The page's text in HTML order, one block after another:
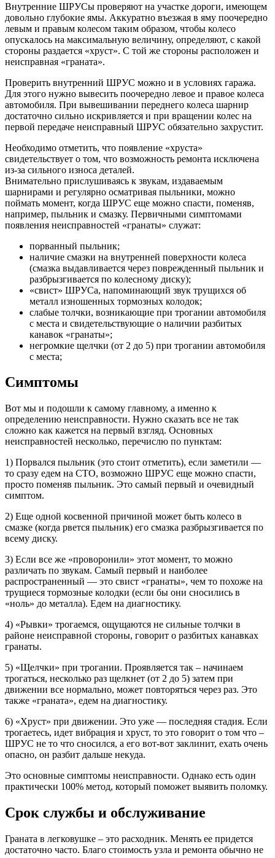
Внутренние ШРУСы проверяют на участке дороги, имеющем
довольно глубокие ямы. Аккуратно въезжая в яму поочередно
левым и правым колесом таким образом, чтобы колесо
опускалось на максимальную величину, определяют, с какой
стороны раздается «хруст». С той же стороны расположен и
неисправная «граната».
Проверить внутренний ШРУС можно и в условиях гаража.
Для этого нужно вывесить поочередно левое и правое колеса
автомобиля. При вывешивании переднего колеса шарнир
достаточно сильно искривляется и при вращении колес на
первой передаче неисправный ШРУС обязательно захрустит.
Необходимо отметить, что появление «хруста»
свидетельствует о том, что возможность ремонта исключена
из-за сильного износа деталей.
Внимательно прислушиваясь к звукам, издаваемым
шарнирами и регулярно осматривая пыльники, можно
поймать момент, когда ШРУС еще можно спасти, поменяв,
например, пыльник и смазку. Первичными симптомами
появления неисправностей «гранаты» служат:
порванный пыльник;
наличие смазки на внутренней поверхности колеса
(смазка выдавливается через поврежденный пыльник и
разбрызгивается по колесному диску);
«свист» ШРУСа, напоминающий звук трущихся об
металл изношенных тормозных колодок;
слабые толчки, возникающие при трогании автомобиля
с места и свидетельствующие о наличии разбитых
канавок «гранаты»;
негромкие щелчки (от 2 до 5) при трогании автомобиля
с места;
Симптомы
Вот мы и подошли к самому главному, а именно к
определению неисправности. Нужно сказать все не так
сложно как кажется на первый взгляд. Основных
неисправностей несколько, перечислю по пунктам:
1) Порвался пыльник (это стоит отметить), если заметили —
то сразу едем на СТО, возможно ШРУС еще можно спасти,
просто поменяв пыльник. Это самый первый и очевидный
симптом.
2) Еще одной косвенной причиной может быть колесо в
смазке (когда рвется пыльник) его смазка разбрызгивается по
всему диску.
3) Если все же «проворонили» этот момент, то можно
различать по звукам. Самый первый и наиболее
распространенный — это свист «гранаты», чем то похоже на
трущиеся тормозные колодки (если бы они сносились в
«ноль» до металла). Едем на диагностику.
4) «Рывки» трогаемся, ощущаются не сильные толчки в
районе неисправной стороны, говорит о разбитых канавках
гранаты.
5) «Щелчки» при трогании. Проявляется так – начинаем
трогаться, несколько раз щелкнет (от 2 до 5) затем при
движении все нормально, может повторяться через раз. Это
также «граната», едем на диагностику.
6) «Хруст» при движении. Это уже — последняя стадия. Если
трогаетесь, идет вибрация и хруст, то это говорит о том что –
ШРУС не то что сносился, а его вот-вот заклинит, ехать очень
опасно, он разбит дальше некуда.
Это основные симптомы неисправности. Однако есть один
практически 100% метод, который поможет выявить поломку.
Срок службы и обслуживание
Граната в легковушке – это расходник. Менять ее придется
достаточно часто. Благо стоимость узла и ремонта обычно не